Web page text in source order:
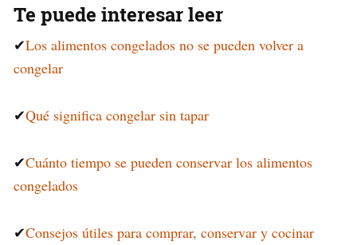
Te puede interesar leer
✔Los alimentos congelados no se pueden volver a
congelar
✔Qué significa congelar sin tapar
✔Cuánto tiempo se pueden conservar los alimentos
congelados
✔Consejos útiles para comprar, conservar y cocinar